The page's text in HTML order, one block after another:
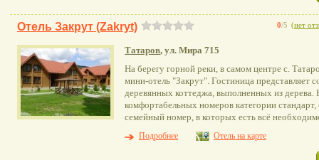
0/5 (нет
Отель Закрут (Zakryt)
Татаров, ул. Мира 715
На берегу горной реки, в самом центре с.
мини-отель "Закрут". Гостиница представляет
деревянных коттеджа, выполненных из дерева.
комфортабельных номеров категории стандарт,
семейный номер, в которых есть всё
Подробнее
Отель на карте